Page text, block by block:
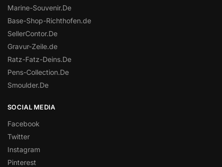
Marine-Souvenir.De
Base-Shop-Richthofen.de
SellerContor.De
Gravur-Zeile.de
Ratz-Fatz-Deins.De
Pens-Collection.De
Smoulder.De
SOCIAL MEDIA
Facebook
Twitter
Instagram
Pinterest